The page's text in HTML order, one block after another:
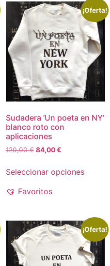
¡Oferta!
Sudadera ‘Un poeta en NY’
blanco roto con
aplicaciones
120,00€ 84,00€
Seleccionar opciones
Favoritos
¡Oferta!